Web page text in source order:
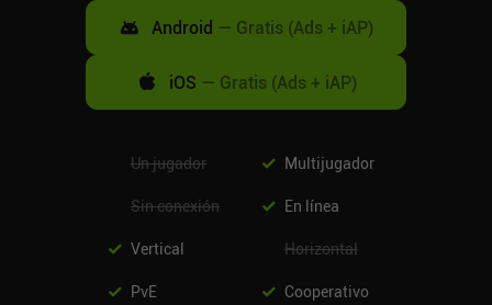
Android — Gratis (Ads + iAP)
iOS — Gratis (Ads + iAP)
Un jugador Multijugador
Sin conexión En línea
Vertical Horizontal
PvE Cooperativo